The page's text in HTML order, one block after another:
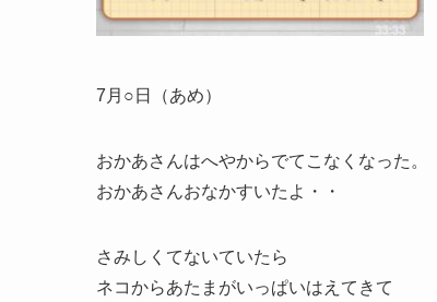
7月○日（あめ）
おかあさんはへやからでてこなくなった。
おかあさんおなかすいたよ・・
さみしくてないていたら
ネコからあたまがいっぱいはえてきて